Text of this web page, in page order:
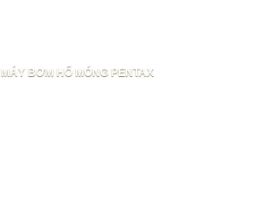
MÁY BƠM HỐ MÓNG PENTAX